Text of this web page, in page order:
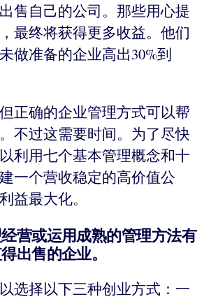
售自己的公司。那些用心提
最终将获得更多收益。他们
做准备的企业高出30%到
正确的企业管理方式可以帮
不过这需要时间。为了尽快
利用七个基本管理概念和十
一个营收稳定的高价值公
益最大化。
营或运用成熟的管理方法有
出售的企业。
选择以下三种创业方式：一